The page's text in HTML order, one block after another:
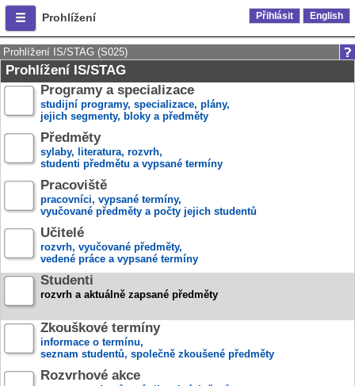
Prohlížení Přihlásit English
Prohlížení IS/STAG (S025)
Prohlížení IS/STAG
Programy a specializace
studijní programy, specializace, plány,
jejich segmenty, bloky a předměty
Předměty
sylaby, literatura, rozvrh,
studenti předmětu a vypsané termíny
Pracoviště
pracovníci, vypsané termíny,
vyučované předměty a počty jejich studentů
Učitelé
rozvrh, vyučované předměty,
vedené práce a vypsané termíny
Studenti
rozvrh a aktuálně zapsané předměty
Zkouškové termíny
informace o termínu,
seznam studentů, společně zkoušené předměty
Rozvrhové akce